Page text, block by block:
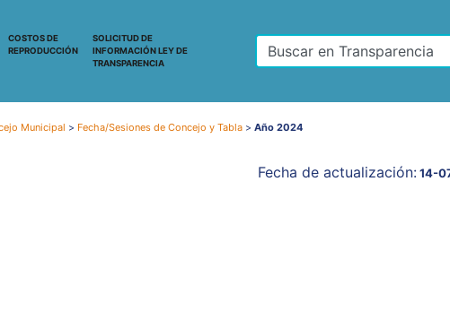
COSTOS DE
REPRODUCCIÓN
SOLICITUD DE
INFORMACIÓN LEY DE
TRANSPARENCIA
Municipal > Fecha/Sesiones de Concejo y Tabla > Año 2024
Fecha de actualización:14-